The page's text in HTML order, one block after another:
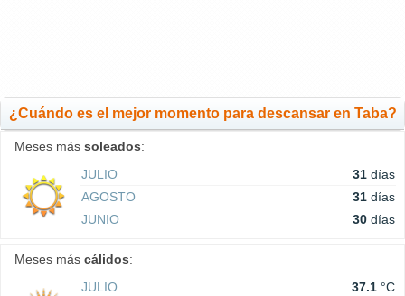
¿Cuándo es el mejor momento para descansar en Taba?
Meses más soleados:
JULIO
31 días
AGOSTO
31 días
JUNIO
30 días
Meses más cálidos:
JULIO
37.1 °C